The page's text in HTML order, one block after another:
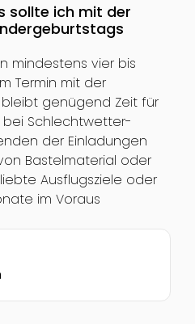
sollte ich mit der
mindestens vier bis
Termin mit der
bleibt genügend Zeit für
Schlechtwetter-
der Einladungen
Bastelmaterial oder
Ausflugsziele oder
im Voraus